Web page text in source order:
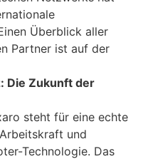
Überblick aller
Partner ist auf der
Die Zukunft der
steht für eine echte
und
Technologie. Das